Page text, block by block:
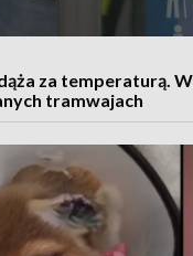
za temperaturą.
tramwajach